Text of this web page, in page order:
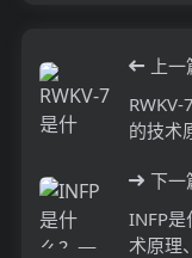
上一
的技术
下一
INFP是
术原理